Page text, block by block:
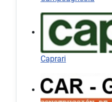
Caprari